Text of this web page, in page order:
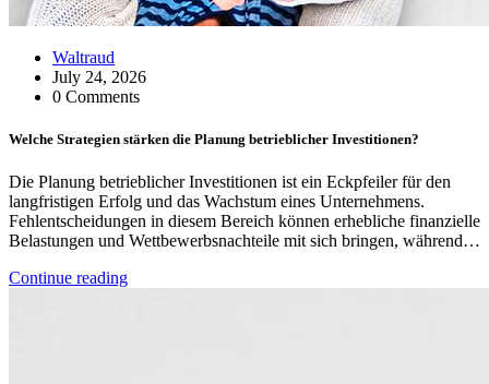
Waltraud
July 24, 2026
0 Comments
Welche Strategien stärken die Planung betrieblicher Investitionen?
Die Planung betrieblicher Investitionen ist ein Eckpfeiler für den
langfristigen Erfolg und das Wachstum eines Unternehmens.
Fehlentscheidungen in diesem Bereich können erhebliche finanzielle
Belastungen und Wettbewerbsnachteile mit sich bringen, während…
Continue reading